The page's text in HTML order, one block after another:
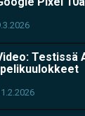
Testissä